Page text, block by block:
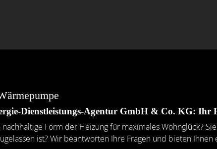
Dienstleistungs-Agentur GmbH & Co. KG: Ihr
Form der Heizung für maximales Wohnglück?
ist? Wir beantworten Ihre Fragen und bieten